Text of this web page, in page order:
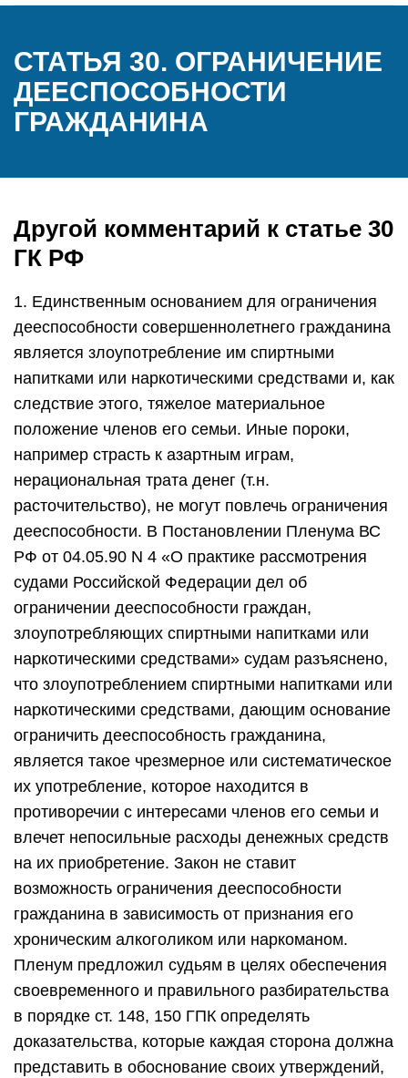
СТАТЬЯ 30. ОГРАНИЧЕНИЕ
ДЕЕСПОСОБНОСТИ
ГРАЖДАНИНА
Другой комментарий к статье 30
ГК РФ
1. Единственным основанием для ограничения
дееспособности совершеннолетнего гражданина
является злоупотребление им спиртными
напитками или наркотическими средствами и, как
следствие этого, тяжелое материальное
положение членов его семьи. Иные пороки,
например страсть к азартным играм,
нерациональная трата денег (т.н.
расточительство), не могут повлечь ограничения
дееспособности. В Постановлении Пленума ВС
РФ от 04.05.90 N 4 «О практике рассмотрения
судами Российской Федерации дел об
ограничении дееспособности граждан,
злоупотребляющих спиртными напитками или
наркотическими средствами» судам разъяснено,
что злоупотреблением спиртными напитками или
наркотическими средствами, дающим основание
ограничить дееспособность гражданина,
является такое чрезмерное или систематическое
их употребление, которое находится в
противоречии с интересами членов его семьи и
влечет непосильные расходы денежных средств
на их приобретение. Закон не ставит
возможность ограничения дееспособности
гражданина в зависимость от признания его
хроническим алкоголиком или наркоманом.
Пленум предложил судьям в целях обеспечения
своевременного и правильного разбирательства
в порядке ст. 148, 150 ГПК определять
доказательства, которые каждая сторона должна
представить в обоснование своих утверждений,